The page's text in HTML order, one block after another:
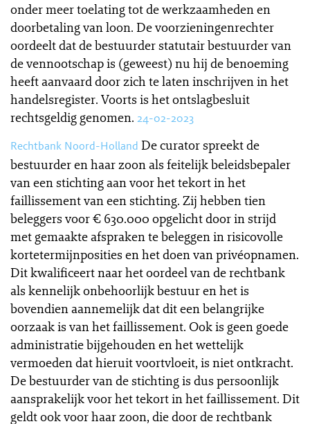
onder meer toelating tot de werkzaamheden en
doorbetaling van loon. De voorzieningenrechter
oordeelt dat de bestuurder statutair bestuurder van
de vennootschap is (geweest) nu hij de benoeming
heeft aanvaard door zich te laten inschrijven in het
handelsregister. Voorts is het ontslagbesluit
rechtsgeldig genomen. 24-02-2023
Rechtbank Noord-Holland De curator spreekt de
bestuurder en haar zoon als feitelijk beleidsbepaler
van een stichting aan voor het tekort in het
faillissement van een stichting. Zij hebben tien
beleggers voor € 630.000 opgelicht door in strijd
met gemaakte afspraken te beleggen in risicovolle
kortetermijnposities en het doen van privéopnamen.
Dit kwalificeert naar het oordeel van de rechtbank
als kennelijk onbehoorlijk bestuur en het is
bovendien aannemelijk dat dit een belangrijke
oorzaak is van het faillissement. Ook is geen goede
administratie bijgehouden en het wettelijk
vermoeden dat hieruit voortvloeit, is niet ontkracht.
De bestuurder van de stichting is dus persoonlijk
aansprakelijk voor het tekort in het faillissement. Dit
geldt ook voor haar zoon, die door de rechtbank